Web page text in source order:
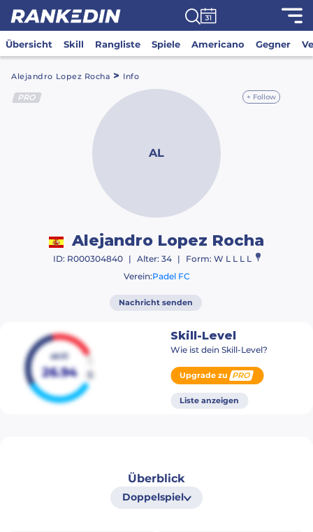
Übersicht Skill Rangliste Spiele Americano Gegner
Alejandro Lopez Rocha > Info
PRO
AL
+ Follow
Alejandro Lopez Rocha
ID: R000304840 | Alter: 34 |
Form: W L L L L
Verein:Padel FC
Nachricht senden
skill
26.94 i
Skill-Level
Wie ist dein Skill-Level?
Upgrade zu PRO
Liste anzeigen
Überblick
Doppelspiel